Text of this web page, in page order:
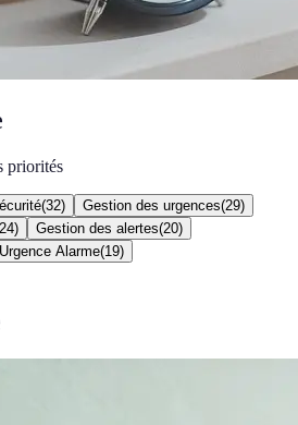
priorités
(32) Gestion des urgences(29)
24) Gestion des alertes(20)
Urgence Alarme(19)